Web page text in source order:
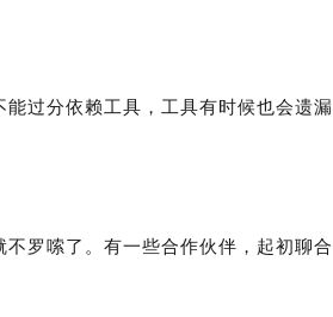
过分依赖工具，工具有时候也会遗漏
罗嗦了。有一些合作伙伴，起初聊合